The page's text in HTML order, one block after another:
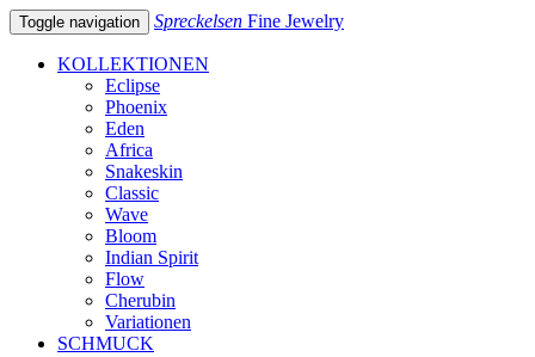
Toggle navigation Spreckelsen Fine Jewelry
KOLLEKTIONEN
Eclipse
Phoenix
Eden
Africa
Snakeskin
Classic
Wave
Bloom
Indian Spirit
Flow
Cherubin
Variationen
SCHMUCK